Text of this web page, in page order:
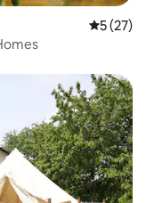
5 de uma
5 (27)